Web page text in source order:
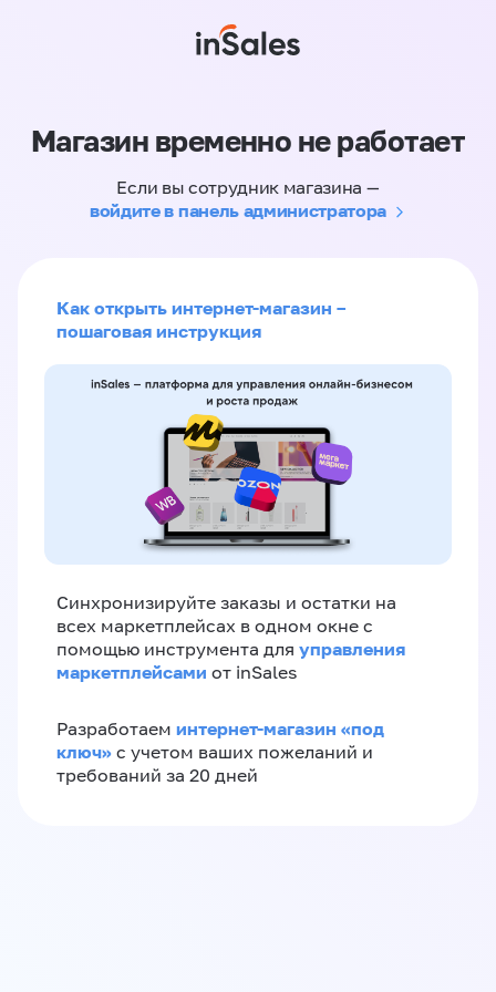
Магазин временно не работает
Если вы сотрудник магазина —
войдите в панель администратора
Как открыть интернет-магазин –
пошаговая инструкция
Синхронизируйте заказы и остатки на
всех маркетплейсах в одном окне с
помощью инструмента для управления
маркетплейсами от inSales
Разработаем интернет-магазин «‎под
ключ»‎ с учетом ваших пожеланий и
требований за 20 дней